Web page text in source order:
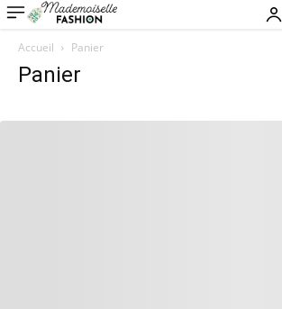
Accueil Panier
Panier